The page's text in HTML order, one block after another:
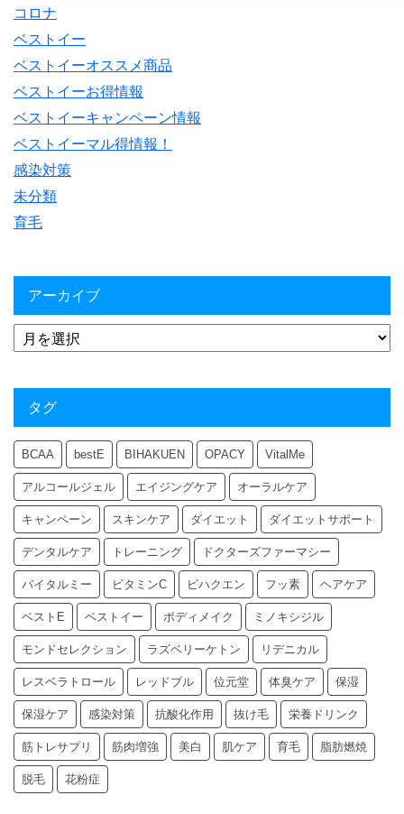
コロナ
ベストイー
ベストイーオススメ商品
ベストイーお得情報
ベストイーキャンペーン情報
ベストイーマル得情報！
感染対策
未分類
育毛
アーカイブ
タグ
BCAA bestE BIHAKUEN OPACY VitalMe
アルコールジェル エイジングケア オーラルケア
キャンペーン スキンケア ダイエット ダイエットサポート
デンタルケア トレーニング ドクターズファーマシー
バイタルミー ビタミンC ビハクエン フッ素 ヘアケア
ベストE ベストイー ボディメイク ミノキシジル
モンドセレクション ラズベリーケトン リデニカル
レスベラトロール レッドブル 位元堂 体臭ケア 保湿
保湿ケア 感染対策 抗酸化作用 抜け毛 栄養ドリンク
筋トレサプリ 筋肉増強 美白 肌ケア 育毛 脂肪燃焼
脱毛 花粉症